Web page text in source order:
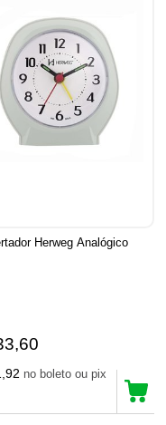
Herweg Analógico
no boleto ou pix